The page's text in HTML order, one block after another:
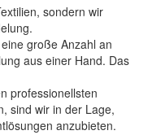
sondern wir
große Anzahl an
aus einer Hand. Das
professionellsten
sind wir in der Lage,
anzubieten.